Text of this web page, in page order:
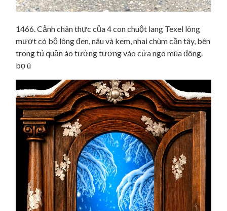
1466. Cảnh chân thực của 4 con chuột lang Texel lông
mượt có bộ lông đen, nâu và kem, nhai chùm cần tây, bên
trong tủ quần áo tưởng tượng vào cửa ngõ mùa đông.
bọ ú